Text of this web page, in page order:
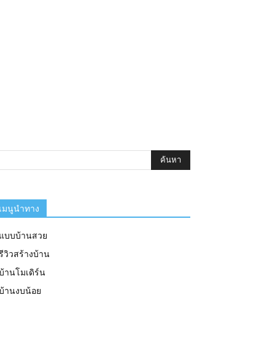
เมนูนำทาง
แบบบ้านสวย
วิวสร้างบ้าน
านโมเดิร์น
านงบน้อย